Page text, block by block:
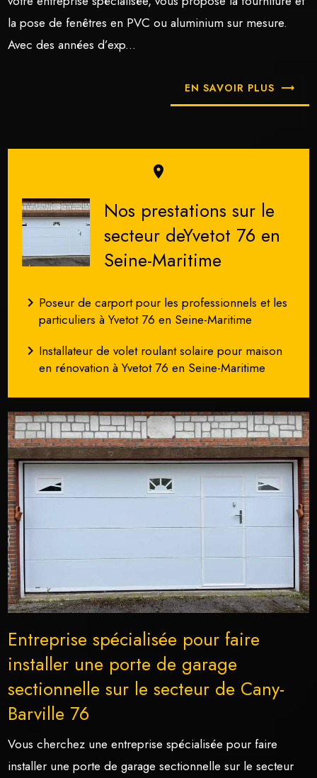
la pose de fenêtres en PVC ou aluminium sur mesure.
Avec des années d’exp...
EN SAVOIR PLUS
place
Nos prestations sur le
secteur deYvetot 76 en
Seine-Maritime
navigate_next Poseur de carport pour les professionnels et les
particuliers à Yvetot 76 en Seine-Maritime
navigate_next Installateur de volet roulant solaire pour maison
en rénovation à Yvetot 76 en Seine-Maritime
Entreprise spécialisée pour faire
installer une porte de garage
sectionnelle sur le secteur de Cany-
Barville 76
Vous cherchez une entreprise spécialisée pour faire
installer une porte de garage sectionnelle sur le secteur